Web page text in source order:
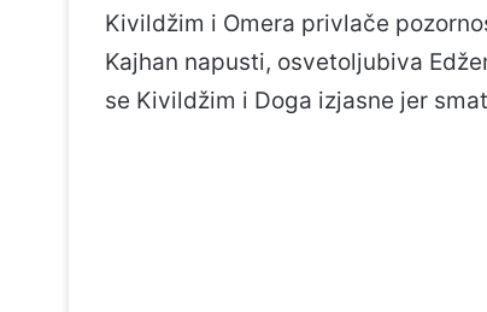
Kivildžim i Omera privlače
Kajhan napusti, osvetoljubiva
se Kivildžim i Doga izjasne jer